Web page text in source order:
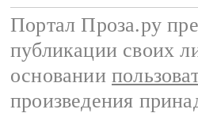
Портал Проза.ру
публикации своих
основании
произведения